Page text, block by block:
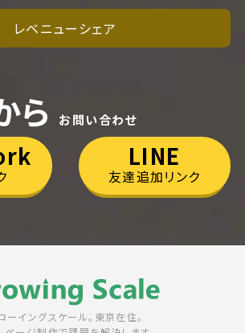
レベニューシェア
ら お問い合わせ
LINE
友達追加リンク
ーイングスケール。東京在住。